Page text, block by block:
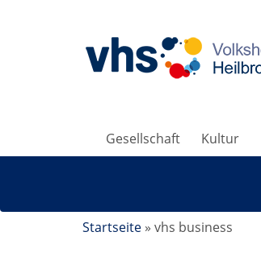
Gesellschaft Kultur
Startseite » vhs business